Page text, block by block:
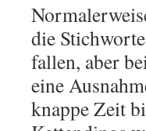
die
fallen, aber
eine
knappe Zeit